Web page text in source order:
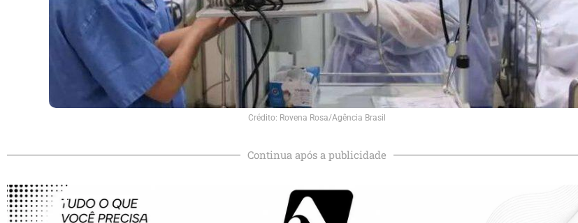
Crédito: Rovena Rosa/Agência Brasil
Continua após a publicidade